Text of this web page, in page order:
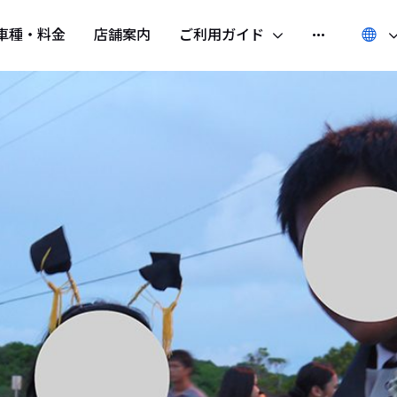
種・料金 店舗案内 ご利用ガイド